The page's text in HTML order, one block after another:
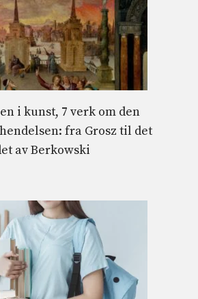
i kunst, 7 verk om den
fra Grosz til det
av Berkowski